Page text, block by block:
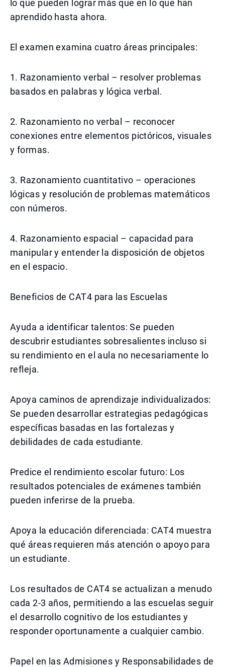
lo que pueden lograr más que en lo que han
aprendido hasta ahora.
El examen examina cuatro áreas principales:
1. Razonamiento verbal – resolver problemas
basados en palabras y lógica verbal.
2. Razonamiento no verbal – reconocer
conexiones entre elementos pictóricos, visuales
y formas.
3. Razonamiento cuantitativo – operaciones
lógicas y resolución de problemas matemáticos
con números.
4. Razonamiento espacial – capacidad para
manipular y entender la disposición de objetos
en el espacio.
Beneficios de CAT4 para las Escuelas
Ayuda a identificar talentos: Se pueden
descubrir estudiantes sobresalientes incluso si
su rendimiento en el aula no necesariamente lo
refleja.
Apoya caminos de aprendizaje individualizados:
Se pueden desarrollar estrategias pedagógicas
específicas basadas en las fortalezas y
debilidades de cada estudiante.
Predice el rendimiento escolar futuro: Los
resultados potenciales de exámenes también
pueden inferirse de la prueba.
Apoya la educación diferenciada: CAT4 muestra
qué áreas requieren más atención o apoyo para
un estudiante.
Los resultados de CAT4 se actualizan a menudo
cada 2-3 años, permitiendo a las escuelas seguir
el desarrollo cognitivo de los estudiantes y
responder oportunamente a cualquier cambio.
Papel en las Admisiones y Responsabilidades de